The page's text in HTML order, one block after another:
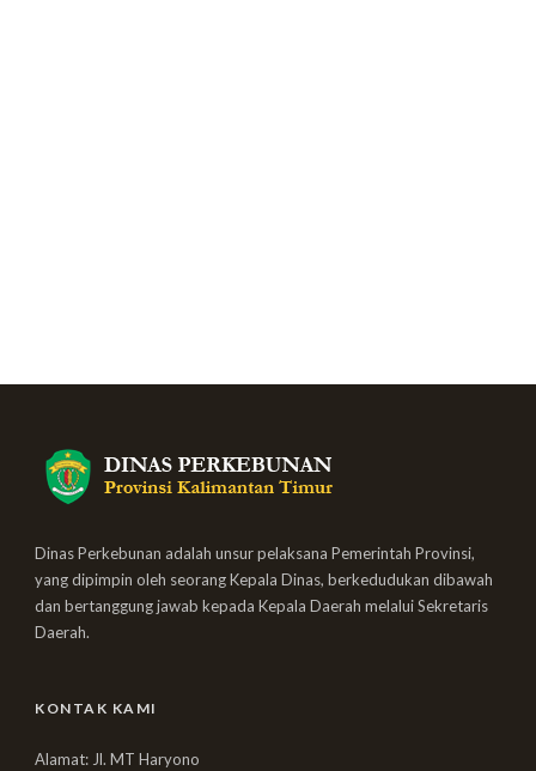
Dinas Perkebunan adalah unsur pelaksana Pemerintah Provinsi,
yang dipimpin oleh seorang Kepala Dinas, berkedudukan dibawah
dan bertanggung jawab kepada Kepala Daerah melalui Sekretaris
Daerah.
KONTAK KAMI
Alamat: Jl. MT Haryono